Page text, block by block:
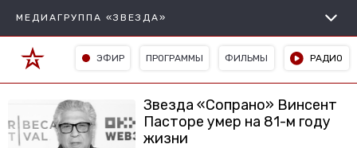
МЕДИАГРУППА «ЗВЕЗДА»
ЭФИР ПРОГРАММЫ ФИЛЬМЫ РАДИО
Звезда «Сопрано» Винсент
Пасторе умер на 81-м году
жизни